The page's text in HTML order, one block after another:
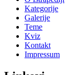
Kategorije
Galerije
Teme
Kviz
Kontakt
Impressum